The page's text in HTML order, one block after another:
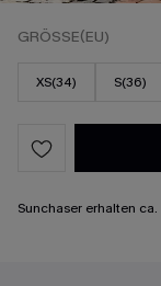
GRÖSSE(EU)
XS(34) S(36)
Sunchaser erhalten ca.